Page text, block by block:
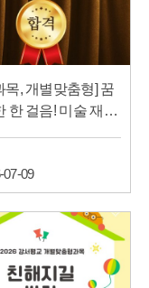
목, 개별맞춤형] 꿈
한 걸음! 미술 재택
09